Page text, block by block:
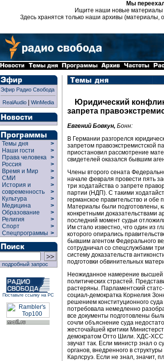
Мы
Ищите наши новые материалы
Здесь хранятся только наши архивы (материалы,
Эфир Радио Свобода
RealAudio| WinMedia
Темы дня
>
Наши гости
>
Права человека >
Россия
>
Время и Мир
>
СМИ
>
История и
современность
>
>
Культура
>
Медицина
>
Образование
>
Религия
>
Спорт
>
Спецпрограммы >
подробный запрос
Поставьте ссылку на РС
Юридический
запрета
Евгений Бовкун, Бонн:
В Германии разгорелся
запретом правоэкстремистской
приостановил рассмотрение
свидетелей оказался бывшим
Члены второго сената
начале февраля провести пять
три ходатайства о запрете
партии (НДП). С такими
германское правительство и обе
Материалы были подготовлены,
конкретными доказательствами
последний момент судьи
Им стало известно, что один из
которого опирались
бывшим агентом Федерального
сотрудничал со спецслужбами
систему доказательств
подготовки обвинительных
Неожиданное намерение высшей
политических страстей.
растеряны. Парламентский
социал-демократка Корнелия
решением конституционного
потребовала немедленно
все документы подготовлены
сочли объяснение суда
жесточайшей критики
демократом Отто Шили. ХДС-ХСС
звучат так. Если министр знал о
органов, внедренного в
Карлсруэ. Если не знал, значит,